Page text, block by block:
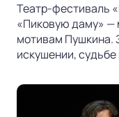
Театр-фестиваль
«Пиковую даму» —
мотивам Пушкина.
искушении, судьбе